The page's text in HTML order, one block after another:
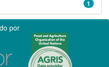
1
por